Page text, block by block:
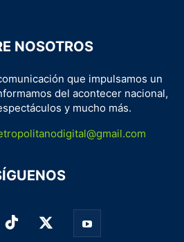
NOSOTROS
que impulsamos un
del acontecer nacional,
y mucho más.